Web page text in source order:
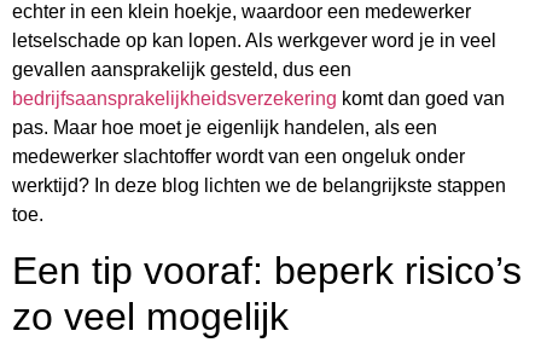
echter in een klein hoekje, waardoor een medewerker
letselschade op kan lopen. Als werkgever word je in veel
gevallen aansprakelijk gesteld, dus een
bedrijfsaansprakelijkheidsverzekering komt dan goed van
pas. Maar hoe moet je eigenlijk handelen, als een
medewerker slachtoffer wordt van een ongeluk onder
werktijd? In deze blog lichten we de belangrijkste stappen
toe.
Een tip vooraf: beperk risico’s
zo veel mogelijk